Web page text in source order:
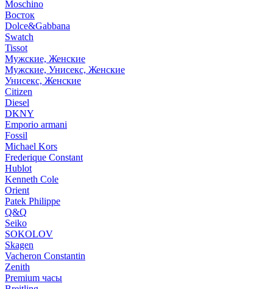
Moschino
Восток
Dolce&Gabbana
Swatch
Tissot
Мужские, Женские
Мужские, Унисекс, Женские
Унисекс, Женские
Citizen
Diesel
DKNY
Emporio armani
Fossil
Michael Kors
Frederique Constant
Hublot
Kenneth Cole
Orient
Patek Philippe
Q&Q
Seiko
SOKOLOV
Skagen
Vacheron Constantin
Zenith
Premium часы